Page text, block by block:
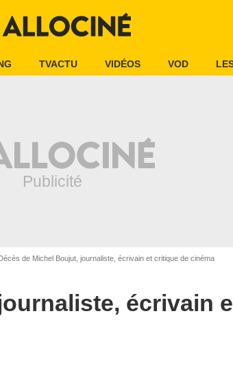
TVACTU VIDÉOS VOD
de Michel Boujut, journaliste, écrivain et critique de cinéma
écrivain